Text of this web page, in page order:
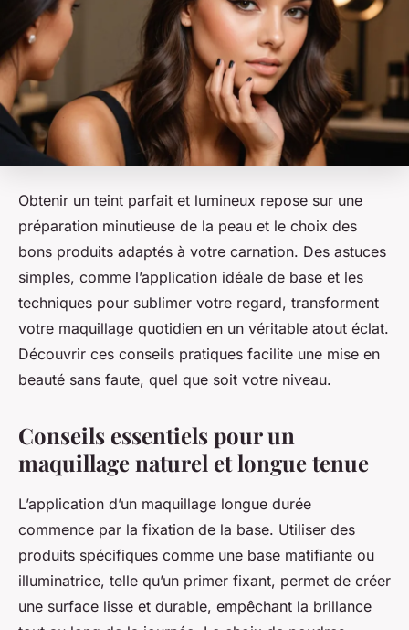
Obtenir un teint parfait et lumineux repose sur une
préparation minutieuse de la peau et le choix des
bons produits adaptés à votre carnation. Des astuces
simples, comme l’application idéale de base et les
techniques pour sublimer votre regard, transforment
votre maquillage quotidien en un véritable atout éclat.
Découvrir ces conseils pratiques facilite une mise en
beauté sans faute, quel que soit votre niveau.
Conseils essentiels pour un
maquillage naturel et longue tenue
L’application d’un maquillage longue durée
commence par la fixation de la base. Utiliser des
produits spécifiques comme une base matifiante ou
illuminatrice, telle qu’un primer fixant, permet de créer
une surface lisse et durable, empêchant la brillance